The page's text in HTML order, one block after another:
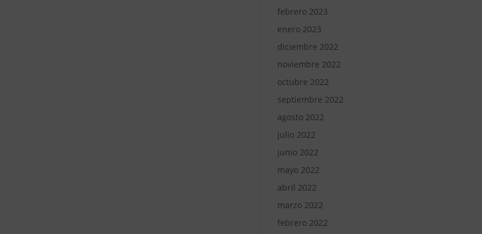
febrero 2023
enero 2023
diciembre 2022
noviembre 2022
octubre 2022
septiembre 2022
agosto 2022
julio 2022
junio 2022
mayo 2022
abril 2022
marzo 2022
febrero 2022